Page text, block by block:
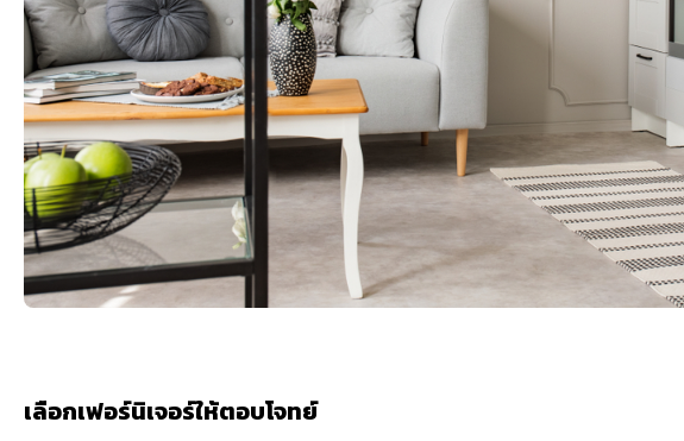
เลือกเฟอร์นิเจอร์ให้ตอบโจทย์